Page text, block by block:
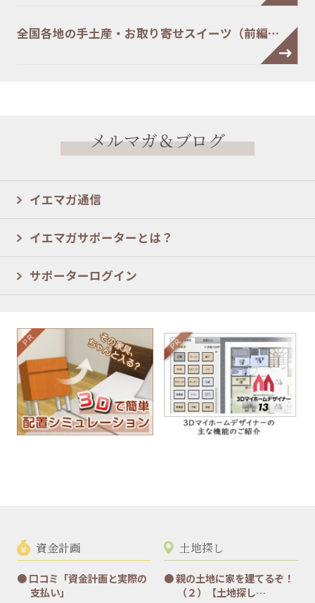
全国各地の手土産・お取り寄せスイーツ（前編…
メルマガ＆ブログ
イエマガ通信
イエマガサポーターとは？
サポーターログイン
資金計画
口コミ「資金計画と実際の
支払い」
土地探し
親の土地に家を建てるぞ！
（２）【土地探し…